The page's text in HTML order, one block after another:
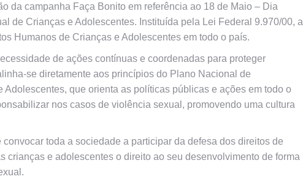
da campanha Faça Bonito em referência ao 18 de Maio – Dia
de Crianças e Adolescentes. Instituída pela Lei Federal 9.970/00, a
Humanos de Crianças e Adolescentes em todo o país.
de ações contínuas e coordenadas para proteger
se diretamente aos princípios do Plano Nacional de
que orienta as políticas públicas e ações em todo o
nos casos de violência sexual, promovendo uma cultura
toda a sociedade a participar da defesa dos direitos de
crianças e adolescentes o direito ao seu desenvolvimento de forma